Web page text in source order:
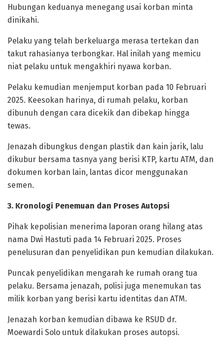
Hubungan keduanya menegang usai korban minta
dinikahi.
Pelaku yang telah berkeluarga merasa tertekan dan
takut rahasianya terbongkar. Hal inilah yang memicu
niat pelaku untuk mengakhiri nyawa korban.
Pelaku kemudian menjemput korban pada 10 Februari
2025. Keesokan harinya, di rumah pelaku, korban
dibunuh dengan cara dicekik dan dibekap hingga
tewas.
Jenazah dibungkus dengan plastik dan kain jarik, lalu
dikubur bersama tasnya yang berisi KTP, kartu ATM, dan
dokumen korban lain, lantas dicor menggunakan
semen.
3. Kronologi Penemuan dan Proses Autopsi
Pihak kepolisian menerima laporan orang hilang atas
nama Dwi Hastuti pada 14 Februari 2025. Proses
penelusuran dan penyelidikan pun kemudian dilakukan.
Puncak penyelidikan mengarah ke rumah orang tua
pelaku. Bersama jenazah, polisi juga menemukan tas
milik korban yang berisi kartu identitas dan ATM.
Jenazah korban kemudian dibawa ke RSUD dr.
Moewardi Solo untuk dilakukan proses autopsi.